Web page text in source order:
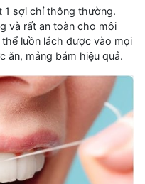
1 sợi chỉ thông thường.
và rất an toàn cho môi
luồn lách được vào mọi
ăn, mảng bám hiệu quả.